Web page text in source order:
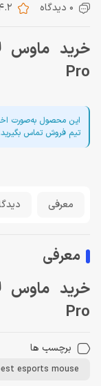
0 دیدگاه
Pro
این محصول به‌صورت
تیم فروش تماس بگیرید.
معرفی
معرفی
Pro
برچسب ها
esports mouse